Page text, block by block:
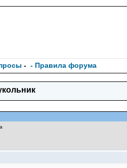
- - Правила форума